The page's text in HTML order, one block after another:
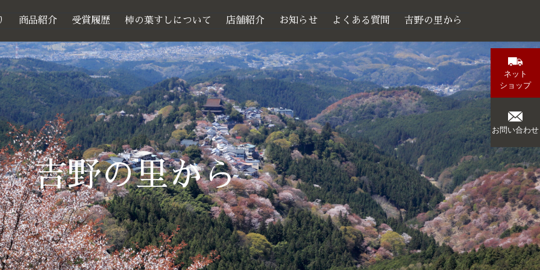
ネット
ショップ
お問い合わせ
商品紹介 受賞履歴 柿の葉すしについて 店舗紹介 お知らせ よくある質問 吉野の里から
吉野の里から